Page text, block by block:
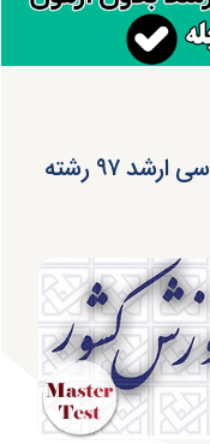
انتشار کارت آزمون عملی کارشناسی ارشد ۹۷ رشته